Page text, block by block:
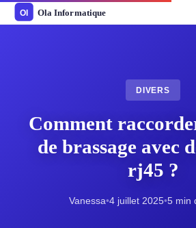
DIVERS
Comment
de brassage avec
rj45 ?
Vanessa•4 juillet 2025•5 min